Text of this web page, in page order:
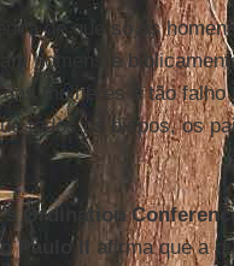
de que só os
homens é
mulheres é tão
todos os bispos, os
Ordination
Paulo II afirma que a